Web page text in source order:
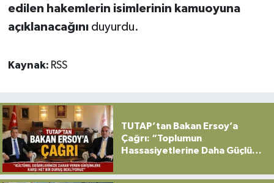
edilen hakemlerin isimlerinin kamuoyuna
açıklanacağınıduyurdu.
Kaynak: RSS
TUTAP’tan Bakan Ersoy’a
Çağrı: “Toplumun
Hassasiyetlerine Daha Güçlü